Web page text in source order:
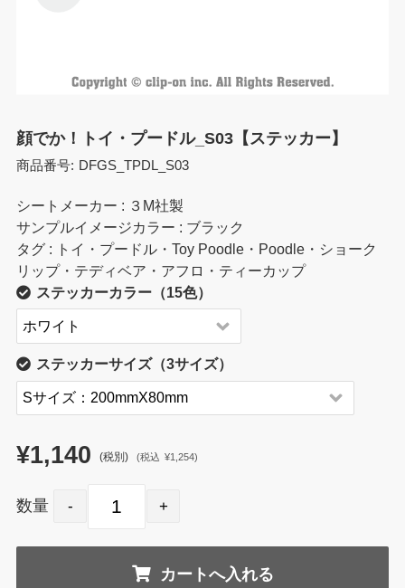
顔でか！トイ・プードル_S03【ステッカー】
商品番号: DFGS_TPDL_S03
シートメーカー : ３M社製
サンプルイメージカラー : ブラック
タグ : トイ・プードル・Toy Poodle・Poodle・ショーク
リップ・テディベア・アフロ・ティーカップ
ステッカーカラー（15色）
ステッカーサイズ（3サイズ）
¥1,140 (税別) (税込 ¥1,254)
数量